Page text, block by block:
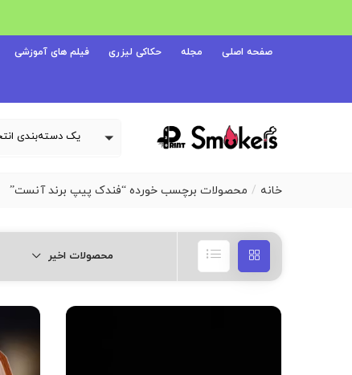
صفحه اصلی مجله حکاکی لیزری فیلم های آموزشی
خانه محصولات برچسب خورده “فندک پیپ برند آنست”
محصولات اخیر